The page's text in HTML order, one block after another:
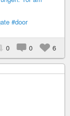
#door
0 0 6